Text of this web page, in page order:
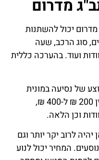
מדרום
יכול להשתנות
סוג הרכב, שעה
ועוד. בהערכה כללית
של נסיעה במונית
סטנדרטית מדרום לנתב"ג ינוע בין 200 ₪ ל-400 ₪,
וכן הלאה.
יהיה לרוב יקר יותר וגם
המחיר יכול לנוע